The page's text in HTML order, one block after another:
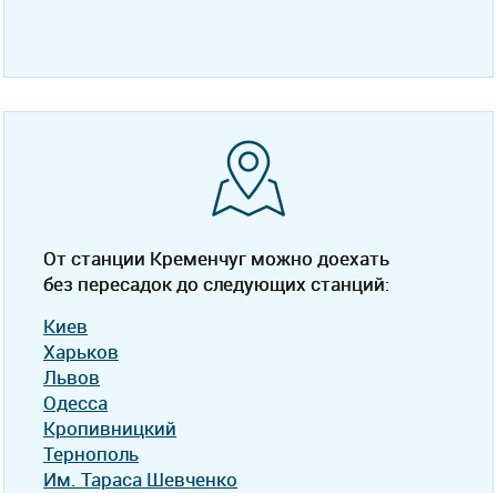
От станции Кременчуг можно доехать
без пересадок до следующих станций:
Киев
Харьков
Львов
Одесса
Кропивницкий
Тернополь
Им. Тараса Шевченко